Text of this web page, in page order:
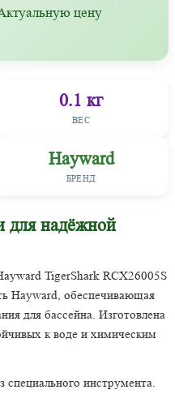
цену
0.1 кг
ВЕС
Hayward
БРЕНД
для надёжной
TigerShark RCX26005S
Hayward, обеспечивающая
для бассейна. Изготовлена
к воде и химическим
специального инструмента.